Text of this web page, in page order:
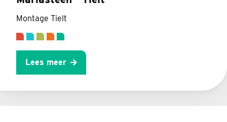
Montage Tielt
Lees meer